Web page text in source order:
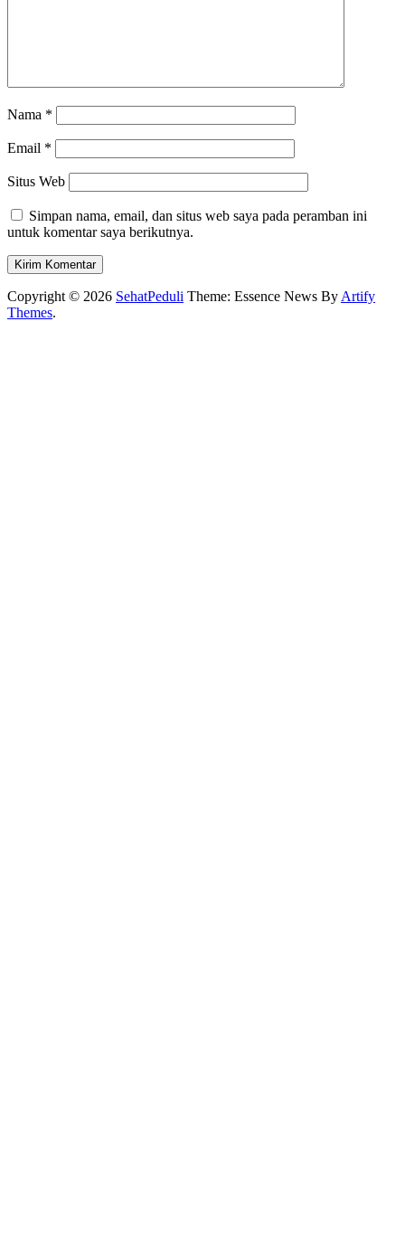
Nama *
Email *
Situs Web
Simpan nama, email, dan situs web saya pada peramban ini
untuk komentar saya berikutnya.
Copyright © 2026 SehatPeduli Theme: Essence News By Artify
Themes.